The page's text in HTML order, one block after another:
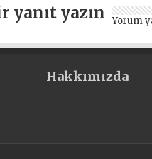
yanıt yazın Yorum
Hakkımızda